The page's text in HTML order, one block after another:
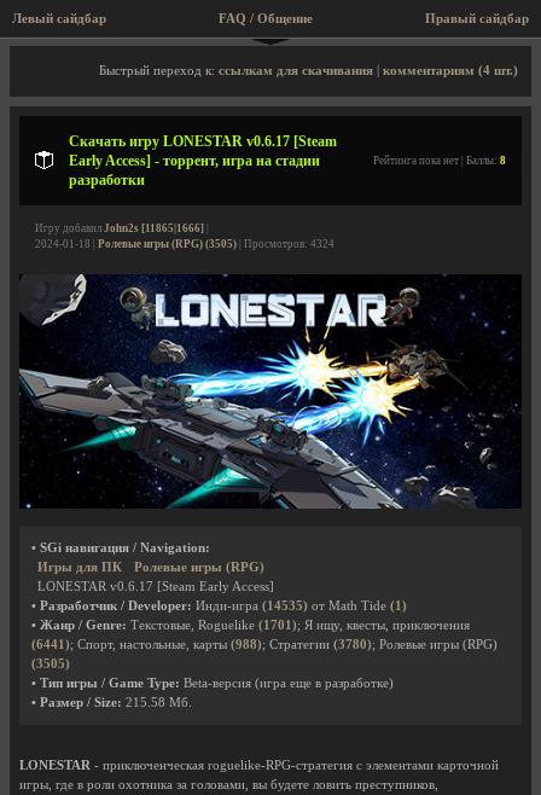
Левый сайдбар Правый сайдбар
FAQ / Общение
Описание игры, торрент, скриншоты, видео
Быстрый переход к: ссылкам для скачивания комментариям (4 шт.)
Скачать игру LONESTAR v0.6.17 [Steam
Early Access] - торрент, игра на стадии
разработки
Рейтинга пока нет | Баллы: 8
Игру добавил John2s [11865|1666]
2024-01-18 | Ролевые игры (RPG) (3505) | Просмотров: 4324
• SGi навигация / Navigation:
Игры для ПК
Ролевые игры (RPG)
LONESTAR v0.6.17 [Steam Early Access]
• Разработчик / Developer: Инди-игра (14535) от Math Tide (1)
• Жанр / Genre: Текстовые, Roguelike (1701); Я ищу, квесты, приключения
(6441); Спорт, настольные, карты (988); Стратегии (3780); Ролевые игры (RPG)
(3505)
• Тип игры / Game Type: Beta-версия (игра еще в разработке)
• Размер / Size: 215.58 Мб.
LONESTAR - приключенческая roguelike-RPG-стратегия с элементами карточной
игры, где в роли охотника за головами, вы будете ловить преступников,